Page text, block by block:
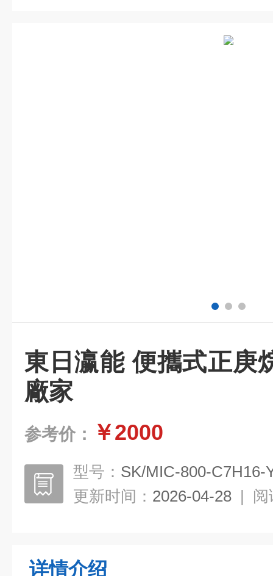
東日瀛能 便攜式正庚
廠家
参考价： ￥2000
型号： SK/MIC-800-C7H16-
更新时间： 2026-04-28 | 阅
详情介绍